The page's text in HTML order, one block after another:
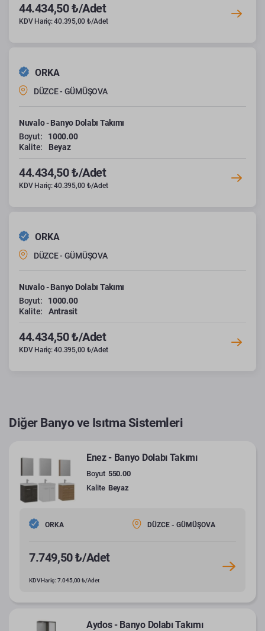
44.434,50 ₺/Adet
KDV Hariç: 40.395,00 ₺/Adet
ORKA
DÜZCE - GÜMÜŞOVA
Nuvalo - Banyo Dolabı Takımı
Boyut:
1000.00
Kalite:
Beyaz
44.434,50 ₺/Adet
KDV Hariç: 40.395,00 ₺/Adet
ORKA
DÜZCE - GÜMÜŞOVA
Nuvalo - Banyo Dolabı Takımı
Boyut:
1000.00
Kalite:
Antrasit
44.434,50 ₺/Adet
KDV Hariç: 40.395,00 ₺/Adet
Diğer Banyo ve Isıtma Sistemleri
Enez - Banyo Dolabı Takımı
Boyut 550.00
Kalite Beyaz
ORKA DÜZCE - GÜMÜŞOVA
7.749,50 ₺/Adet
KDV Hariç: 7.045,00 ₺/Adet
Aydos - Banyo Dolabı Takımı